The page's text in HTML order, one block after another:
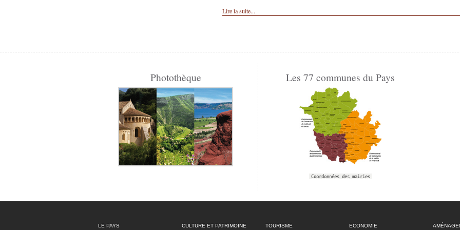
Lire la suite...
Photothèque Les 77 communes du Pays
Coordonnées des mairies
LE PAYS CULTURE ET PATRIMOINE TOURISME ECONOMIE